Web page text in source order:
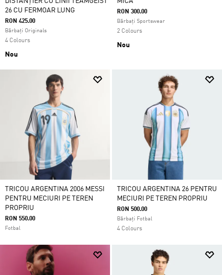
26 CU FERMOAR LUNG
RON 425.00
Bărbați Originals
4 Colours
Nou
RON 300.00
Bărbați Sportswear
2 Colours
Nou
TRICOU ARGENTINA 2006 MESSI
PENTRU MECIURI PE TEREN
PROPRIU
RON 550.00
Fotbal
TRICOU ARGENTINA 26 PENTRU
MECIURI PE TEREN PROPRIU
RON 500.00
Bărbați Fotbal
4 Colours